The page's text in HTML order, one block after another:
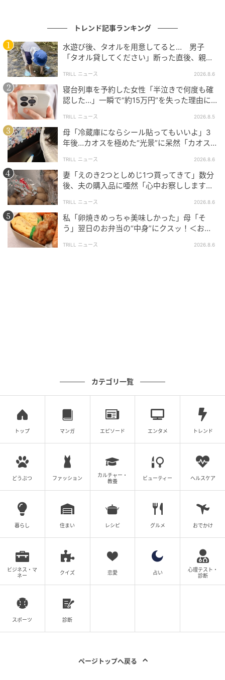
周囲に対する劣等感から心身が疲弊
出典：スッキリンお片付けチャンネル
「周りのみんなは完璧にできているのに、どうして自
分だけできないんだろう」
そんな焦る気持ちを誰にも相談できず、だんだんと塞
出典：スッキリンお片付けチャンネル
すでに外出がまったくできないほど体調を崩していた
こともあり、食事をデリバリーなどで賄っていたこと
から、ごみは溜まっていく一方だったようです。それ
でも、夢を諦めきれず「なんとか戻れるなら戻りた
けていたそう。
トレンド記事ランキング
水遊び後、タオルを用意してると… 男子
「タオル貸してください」断った直後、親が
TRILL ニュース 2026.8.6
寝台列車を予約した女性「半泣きで何度も確
認した…」一瞬で“約15万円”を失った理由に
TRILL ニュース 2026.8.5
母「冷蔵庫にならシール貼ってもいいよ」3
年後…カオスを極めた“光景”に呆然「カオス
TRILL ニュース 2026.8.6
妻「えのき2つとしめじ1つ買ってきて」数分
後、夫の購入品に唖然「心中お察しします」
TRILL ニュース 2026.8.6
私「卵焼きめっちゃ美味しかった」母「そ
う」翌日のお弁当の“中身”にクスッ！＜お弁
TRILL ニュース 2026.8.6
カテゴリ一覧
トップ マンガ エピソード エンタメ トレンド
どうぶつ ファッション
カルチャー・
教養
ビューティー ヘルスケア
暮らし 住まい レシピ グルメ おでかけ
ビジネス・マ
ネー
クイズ 恋愛 占い
心理テスト・
診断
スポーツ 診断
ページトップへ戻る